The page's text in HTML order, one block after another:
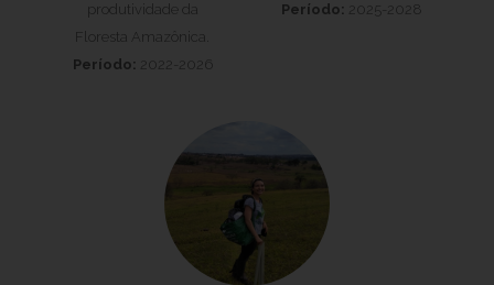
produtividade da
Floresta Amazônica.
Período: 2022-2026
Período: 2025-2028